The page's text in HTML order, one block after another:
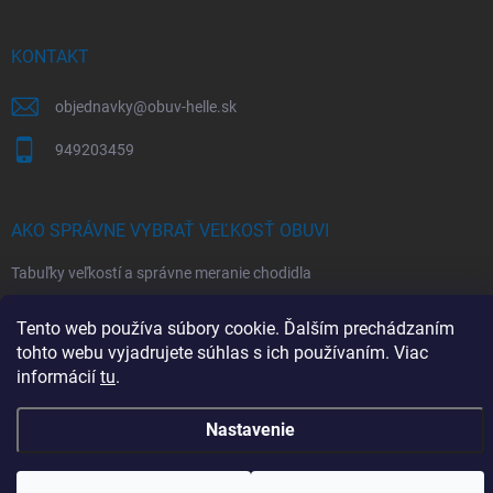
Tento web používa súbory cookie. Ďalším prechádzaním
tohto webu vyjadrujete súhlas s ich používaním. Viac
informácií tu.
Nastavenie
KONTAKT
objednavky@obuv-helle.sk
949203459
AKO SPRÁVNE VYBRAŤ VEĽKOSŤ OBUVI
Tabuľky veľkostí a správne meranie chodidla
Vytvoril Shoptet
Copyright 2026